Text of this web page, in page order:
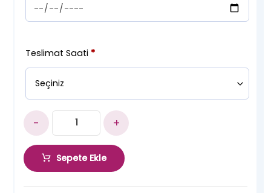
Teslimat Saati *
- +
Sepete Ekle